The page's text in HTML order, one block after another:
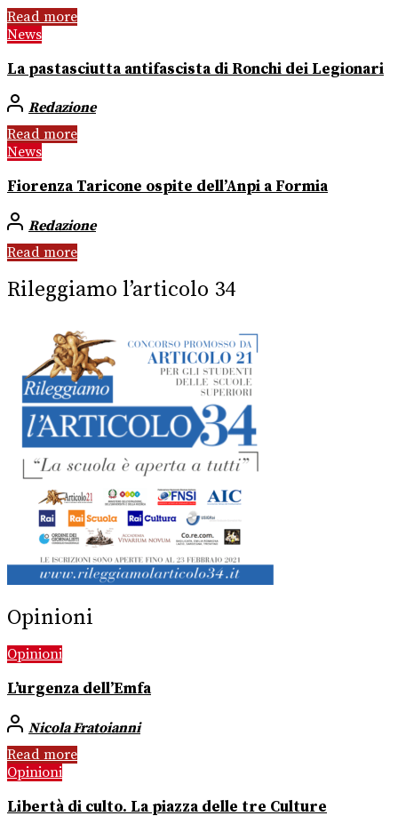
Read more
News
La pastasciutta antifascista di Ronchi dei Legionari
Redazione
Read more
News
Fiorenza Taricone ospite dell’Anpi a Formia
Redazione
Read more
Rileggiamo l’articolo 34
Opinioni
Opinioni
L’urgenza dell’Emfa
Nicola Fratoianni
Read more
Opinioni
Libertà di culto. La piazza delle tre Culture